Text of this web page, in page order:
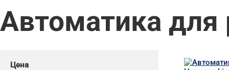
Автоматика для
Цена